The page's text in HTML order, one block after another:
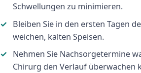
Schwellungen zu minimieren.
Bleiben Sie in den ersten Tagen
weichen, kalten Speisen.
Nehmen Sie Nachsorgetermine
Chirurg den Verlauf überwachen